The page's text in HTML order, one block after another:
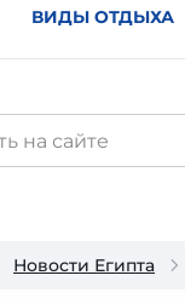
ВИДЫ ОТДЫХА
Новости Египта